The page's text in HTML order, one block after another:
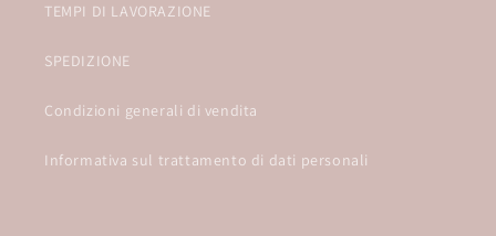
TEMPI DI LAVORAZIONE
SPEDIZIONE
Condizioni generali di vendita
Informativa sul trattamento di dati personali